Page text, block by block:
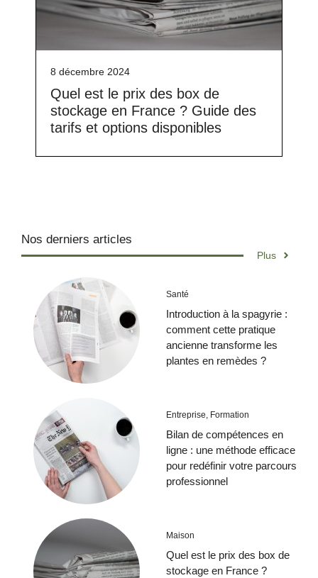
8 décembre 2024
Quel est le prix des box de
stockage en France ? Guide des
tarifs et options disponibles
Nos derniers articles
Plus
Santé
Introduction à la spagyrie :
comment cette pratique
ancienne transforme les
plantes en remèdes ?
Entreprise, Formation
Bilan de compétences en
ligne : une méthode efficace
pour redéfinir votre parcours
professionnel
Maison
Quel est le prix des box de
stockage en France ?